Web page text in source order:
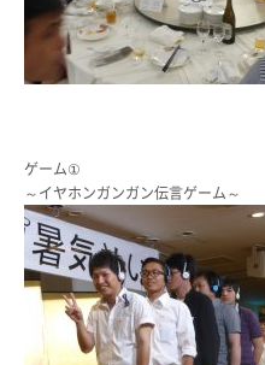
ゲーム①
～イヤホンガンガン伝言ゲーム～